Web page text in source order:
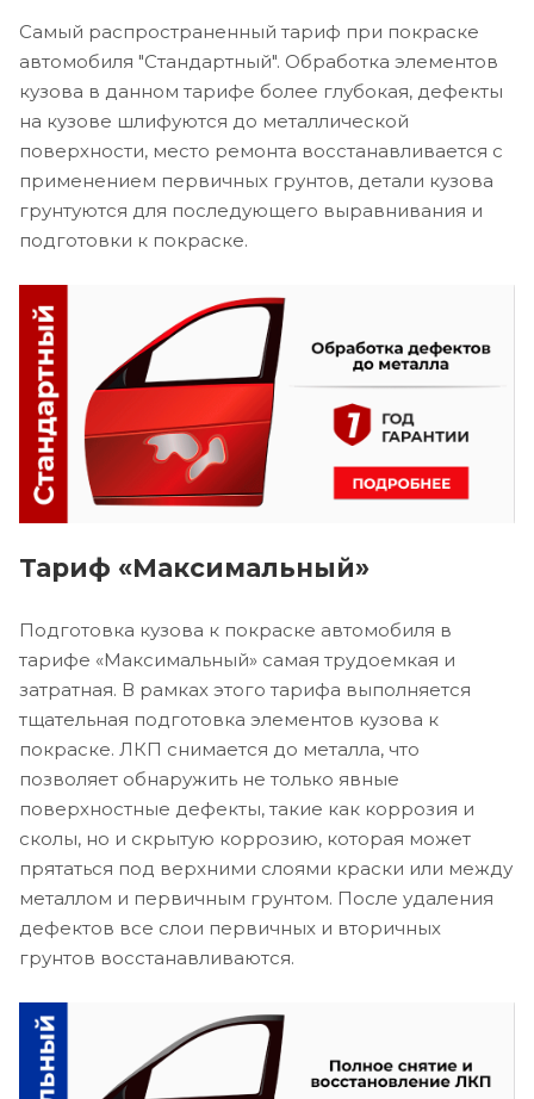
Самый распространенный тариф при покраске
автомобиля "Стандартный". Обработка элементов
кузова в данном тарифе более глубокая, дефекты
на кузове шлифуются до металлической
поверхности, место ремонта восстанавливается с
применением первичных грунтов, детали кузова
грунтуются для последующего выравнивания и
подготовки к покраске.
Тариф «Максимальный»
Подготовка кузова к покраске автомобиля в
тарифе «Максимальный» самая трудоемкая и
затратная. В рамках этого тарифа выполняется
тщательная подготовка элементов кузова к
покраске. ЛКП снимается до металла, что
позволяет обнаружить не только явные
поверхностные дефекты, такие как коррозия и
сколы, но и скрытую коррозию, которая может
прятаться под верхними слоями краски или между
металлом и первичным грунтом. После удаления
дефектов все слои первичных и вторичных
грунтов восстанавливаются.